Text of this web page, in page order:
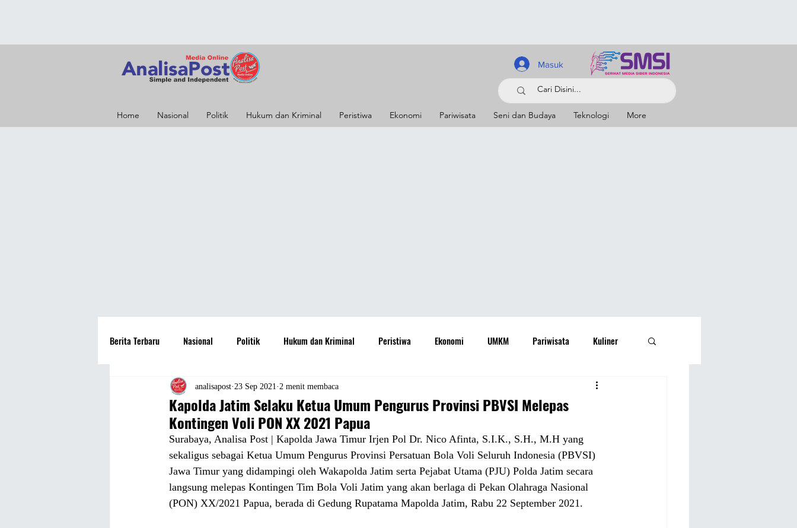
Masuk
Home Nasional Politik Hukum dan Kriminal Peristiwa Ekonomi Pariwisata Seni dan Budaya Teknologi More
Berita Terbaru Nasional Politik Hukum dan Kriminal Peristiwa Ekonomi UMKM Pariwisata Kuliner
Travel Seni dan Budaya Sastra Lifestyle
Film Hiburan Properti Informasi Ramalan Bintang Opini Aspirasi Rakyat
Pendidikan Perguruan Tinggi Sejarah Pemerintah
Kapolda Jatim Selaku Ketua Umum Pengurus Provinsi PBVSI Melepas
Kontingen Voli PON XX 2021 Papua
analisapost 23 Sep 2021 2 menit membaca
Surabaya, Analisa Post | Kapolda Jawa Timur Irjen Pol Dr. Nico Afinta, S.I.K., S.H., M.H yang
sekaligus sebagai Ketua Umum Pengurus Provinsi Persatuan Bola Voli Seluruh Indonesia (PBVSI)
Jawa Timur yang didampingi oleh Wakapolda Jatim serta Pejabat Utama (PJU) Polda Jatim secara
langsung melepas Kontingen Tim Bola Voli Jatim yang akan berlaga di Pekan Olahraga Nasional
(PON) XX/2021 Papua, berada di Gedung Rupatama Mapolda Jatim, Rabu 22 September 2021.